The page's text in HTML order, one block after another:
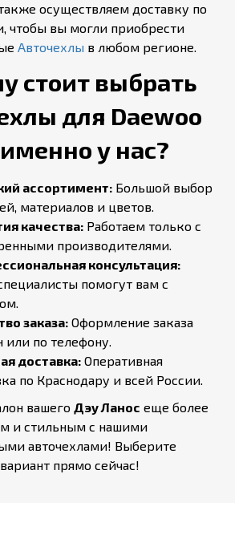
осуществляем доставку по
чтобы вы могли приобрести
Авточехлы в любом регионе.
стоит выбрать
для Daewoo
у нас?
ассортимент: Большой выбор
материалов и цветов.
качества: Работаем только с
производителями.
консультация:
помогут вам с
заказа: Оформление заказа
или по телефону.
доставка: Оперативная
по Краснодару и всей России.
вашего Дэу Ланос еще более
и стильным с нашими
авточехлами! Выберите
прямо сейчас!